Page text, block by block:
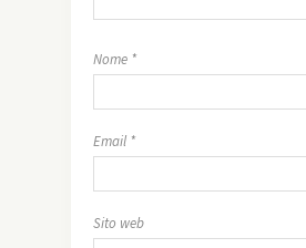
Nome *
Email *
Sito web